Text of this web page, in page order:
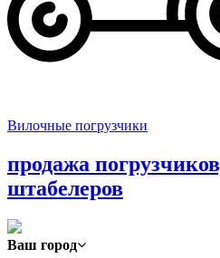
Вилочные погрузчики
продажа
штабелеров
Ваш город